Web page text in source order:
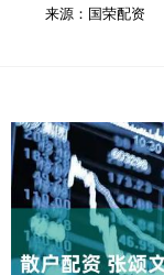
来源：国荣配资